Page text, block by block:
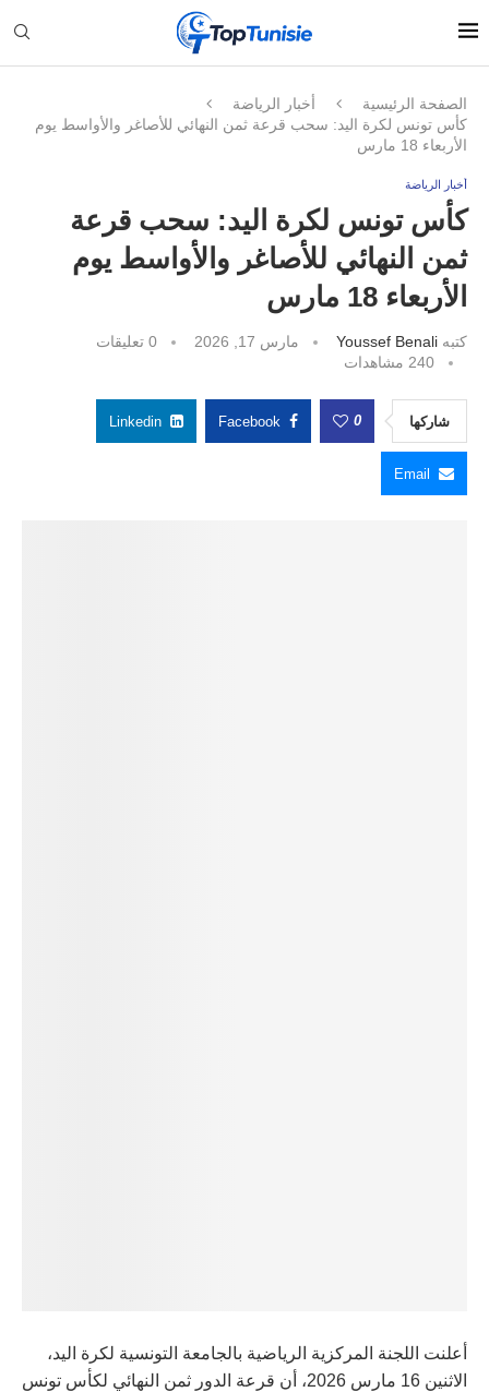
الصفحة الرئيسية
أخبار الرياضة
كأس تونس لكرة اليد: سحب قرعة ثمن النهائي للأصاغر والأواسط يوم
الأربعاء 18 مارس
أخبار الرياضة
كأس تونس لكرة اليد: سحب قرعة
ثمن النهائي للأصاغر والأواسط يوم
الأربعاء 18 مارس
كتبه Youssef Benali مارس 17, 2026
0 تعليقات
240 مشاهدات
شاركها 0
Facebook
Linkedin
Email
أعلنت اللجنة المركزية الرياضية بالجامعة التونسية لكرة اليد،
الاثنين 16 مارس 2026، أن قرعة الدور ثمن النهائي لكأس تونس